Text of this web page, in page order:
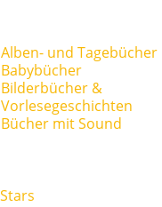
Alben- und Tagebücher
Babybücher
Bilderbücher &
Vorlesegeschichten
Bücher mit Sound
Stars